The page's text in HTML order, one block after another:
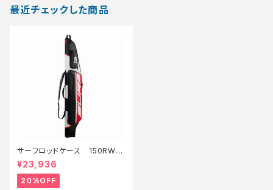
最近チェックした商品
サーフロッドケース 150RW
(F)【特価装備】【20】
¥23,936
20%OFF